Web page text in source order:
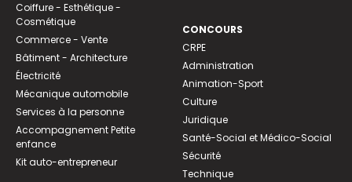
Coiffure - Esthétique -
Cosmétique
Commerce - Vente
Bâtiment - Architecture
Électricité
Mécanique automobile
Services à la personne
Accompagnement Petite
enfance
Kit auto-entrepreneur
CONCOURS
CRPE
Administration
Animation-Sport
Culture
Juridique
Santé-Social et Médico-Social
Sécurité
Technique